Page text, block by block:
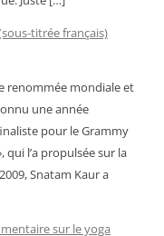
titrée français)
renommée mondiale et
une année
pour le Grammy
qui l’a propulsée sur la
Snatam Kaur a
sur le yoga